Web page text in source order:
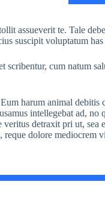
assueverit te. Tale
suscipit voluptatum has
scribentur, cum natum
harum animal
intellegebat ad, no
detraxit pri ut,
reque dolore mediocrem